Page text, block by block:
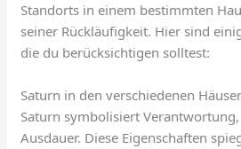
Standorts in einem bestimmten
seiner Rückläufigkeit. Hier sind
die du berücksichtigen solltest:
Saturn in den verschiedenen
Saturn symbolisiert
Ausdauer. Diese Eigenschaften